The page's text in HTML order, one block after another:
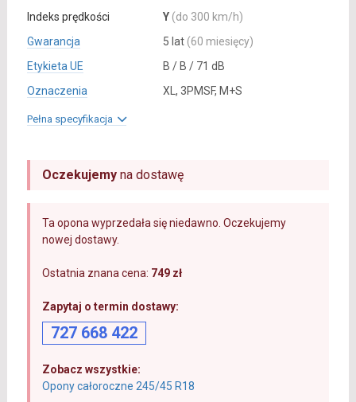
Indeks prędkości
Y (do 300 km/h)
Gwarancja
5 lat (60 miesięcy)
Etykieta UE
B / B / 71 dB
Oznaczenia
XL, 3PMSF, M+S
Pełna specyfikacja
Oczekujemyna dostawę
Ta opona wyprzedała się niedawno. Oczekujemy
nowej dostawy.
Ostatnia znana cena: 749 zł
Zapytaj o termin dostawy:
727 668 422
Zobacz wszystkie:
Opony całoroczne 245/45 R18